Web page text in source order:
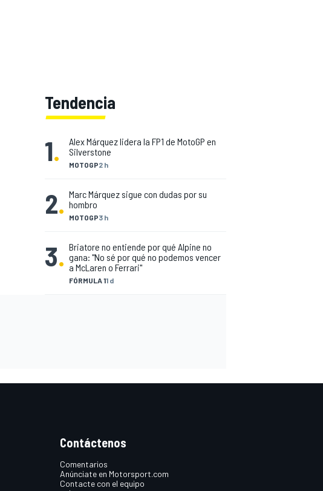
Tendencia
1. MOTOGP2 h
Alex Márquez lidera la FP1 de MotoGP en
Silverstone
2. MOTOGP3 h
Marc Márquez sigue con dudas por su
hombro
3.
FÓRMULA 11 d
Briatore no entiende por qué Alpine no
gana: "No sé por qué no podemos vencer
a McLaren o Ferrari"
Contáctenos
Comentarios
Anúnciate en Motorsport.com
Contacte con el equipo